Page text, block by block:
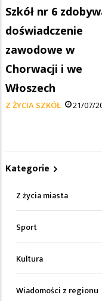
Szkół nr 6
doświadczenie
zawodowe w
Chorwacji i we
Włoszech
Z ŻYCIA SZKÓŁ 21/07/
Kategorie
Z życia miasta
Sport
Kultura
Wiadomości z regionu